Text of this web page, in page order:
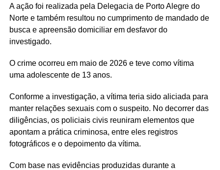
A ação foi realizada pela Delegacia de Porto Alegre do
Norte e também resultou no cumprimento de mandado de
busca e apreensão domiciliar em desfavor do
investigado.
O crime ocorreu em maio de 2026 e teve como vítima
uma adolescente de 13 anos.
Conforme a investigação, a vítima teria sido aliciada para
manter relações sexuais com o suspeito. No decorrer das
diligências, os policiais civis reuniram elementos que
apontam a prática criminosa, entre eles registros
fotográficos e o depoimento da vítima.
Com base nas evidências produzidas durante a